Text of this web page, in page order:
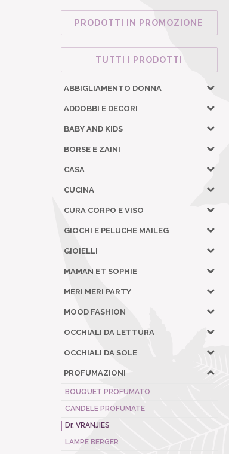
PRODOTTI IN PROMOZIONE
TUTTI I PRODOTTI
ABBIGLIAMENTO DONNA
ADDOBBI E DECORI
BABY AND KIDS
BORSE E ZAINI
CASA
CUCINA
CURA CORPO E VISO
GIOCHI E PELUCHE MAILEG
GIOIELLI
MAMAN ET SOPHIE
MERI MERI PARTY
MOOD FASHION
OCCHIALI DA LETTURA
OCCHIALI DA SOLE
PROFUMAZIONI
BOUQUET PROFUMATO
CANDELE PROFUMATE
Dr. VRANJIES
LAMPE BERGER